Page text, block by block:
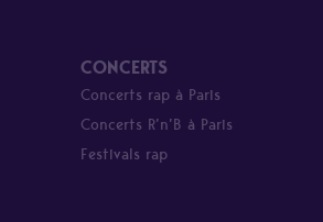
CONCERTS
Concerts rap à Paris
Concerts R’n’B à Paris
Festivals rap